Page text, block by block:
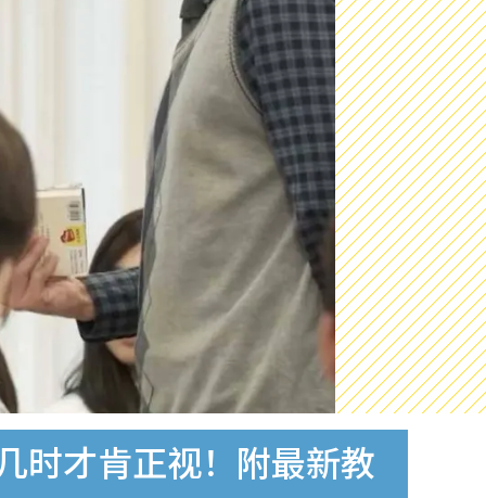
时才肯正视！附最新教